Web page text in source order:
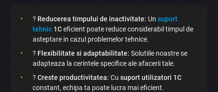
? Reducerea timpului de inactivitate: Unsuport
tehnic 1Ceficient poate reduce considerabil timpul de
asteptare in cazul problemelor tehnice.
? Flexibilitate si adaptabilitate: Solutiile noastre se
adapteaza la cerintele specifice ale afacerii tale.
?Creste productivitatea: Cusuport utilizatori 1C
constant, echipa ta poate lucra mai eficient.